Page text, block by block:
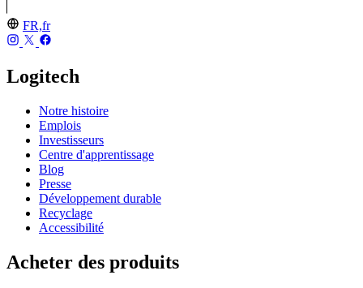
FR,fr
Logitech
Notre histoire
Emplois
Investisseurs
Centre d'apprentissage
Blog
Presse
Développement durable
Recyclage
Accessibilité
Acheter des produits